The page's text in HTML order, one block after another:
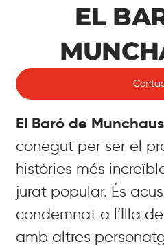
EL
E l Baró de
conegut per ser el
històries més
jurat popular. És
condemnat a l’Illa
amb altres